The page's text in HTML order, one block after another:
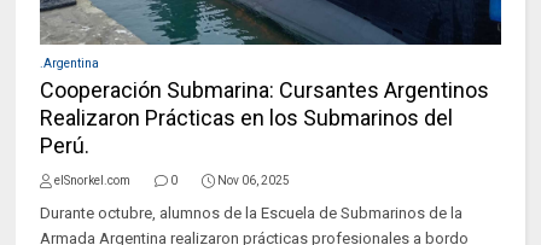
.Argentina
Cooperación Submarina: Cursantes Argentinos
Realizaron Prácticas en los Submarinos del
Perú.
elSnorkel.com 0 Nov 06, 2025
Durante octubre, alumnos de la Escuela de Submarinos de la
Armada Argentina realizaron prácticas profesionales a bordo